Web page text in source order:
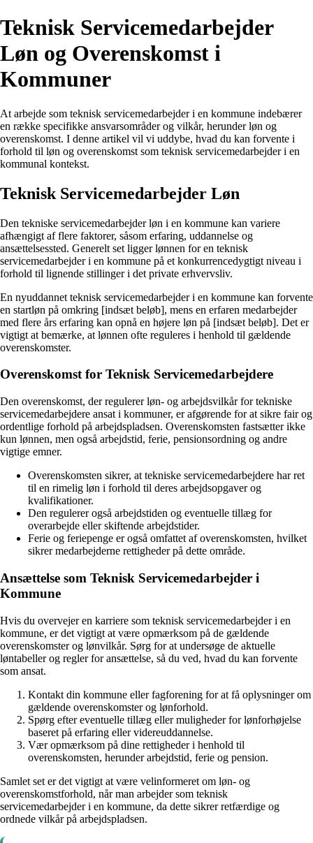
Teknisk Servicemedarbejder
Løn og Overenskomst i
Kommuner
At arbejde som teknisk servicemedarbejder i en kommune indebærer
en række specifikke ansvarsområder og vilkår, herunder løn og
overenskomst. I denne artikel vil vi uddybe, hvad du kan forvente i
forhold til løn og overenskomst som teknisk servicemedarbejder i en
kommunal kontekst.
Teknisk Servicemedarbejder Løn
Den tekniske servicemedarbejder løn i en kommune kan variere
afhængigt af flere faktorer, såsom erfaring, uddannelse og
ansættelsessted. Generelt set ligger lønnen for en teknisk
servicemedarbejder i en kommune på et konkurrencedygtigt niveau i
forhold til lignende stillinger i det private erhvervsliv.
En nyuddannet teknisk servicemedarbejder i en kommune kan forvente
en startløn på omkring [indsæt beløb], mens en erfaren medarbejder
med flere års erfaring kan opnå en højere løn på [indsæt beløb]. Det er
vigtigt at bemærke, at lønnen ofte reguleres i henhold til gældende
overenskomster.
Overenskomst for Teknisk Servicemedarbejdere
Den overenskomst, der regulerer løn- og arbejdsvilkår for tekniske
servicemedarbejdere ansat i kommuner, er afgørende for at sikre fair og
ordentlige forhold på arbejdspladsen. Overenskomsten fastsætter ikke
kun lønnen, men også arbejdstid, ferie, pensionsordning og andre
vigtige emner.
Overenskomsten sikrer, at tekniske servicemedarbejdere har ret
til en rimelig løn i forhold til deres arbejdsopgaver og
kvalifikationer.
Den regulerer også arbejdstiden og eventuelle tillæg for
overarbejde eller skiftende arbejdstider.
Ferie og feriepenge er også omfattet af overenskomsten, hvilket
sikrer medarbejderne rettigheder på dette område.
Ansættelse som Teknisk Servicemedarbejder i
Kommune
Hvis du overvejer en karriere som teknisk servicemedarbejder i en
kommune, er det vigtigt at være opmærksom på de gældende
overenskomster og lønvilkår. Sørg for at undersøge de aktuelle
løntabeller og regler for ansættelse, så du ved, hvad du kan forvente
som ansat.
Kontakt din kommune eller fagforening for at få oplysninger om
gældende overenskomster og lønforhold.
Spørg efter eventuelle tillæg eller muligheder for lønforhøjelse
baseret på erfaring eller videreuddannelse.
Vær opmærksom på dine rettigheder i henhold til
overenskomsten, herunder arbejdstid, ferie og pension.
Samlet set er det vigtigt at være velinformeret om løn- og
overenskomstforhold, når man arbejder som teknisk
servicemedarbejder i en kommune, da dette sikrer retfærdige og
ordnede vilkår på arbejdspladsen.